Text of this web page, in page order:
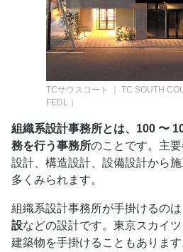
TCサウスコート ｜ TC SOUTH
FEDL
）
組織系設計事務所とは、100 〜
務を行う事務所のことです。主
設計、構造設計、設備設計から
多くみられます。
組織系設計事務所が手掛けるのは
設などの設計です。東京スカイ
建築物を手掛けることもありま